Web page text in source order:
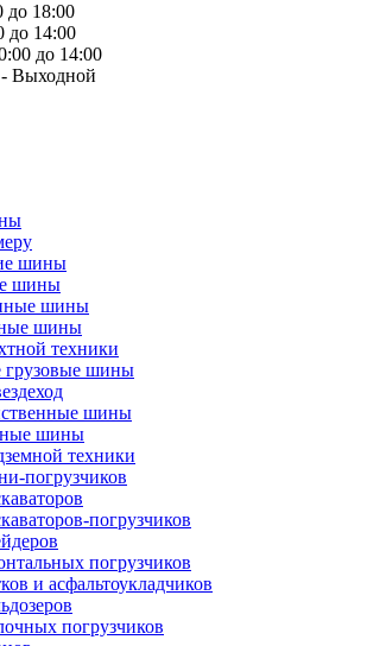
до 18:00
до 14:00
до 14:00
- Выходной
шины
шины
шины
шины
техники
грузовые шины
шины
шины
техники
погрузчиков
погрузчиков
погрузчиков
и асфальтоукладчиков
погрузчиков